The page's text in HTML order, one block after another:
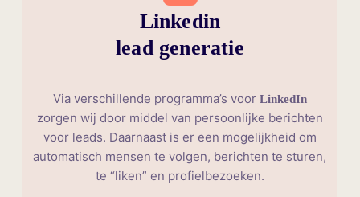
Linkedin
lead generatie
Via verschillende programma’s voor LinkedIn
zorgen wij door middel van persoonlijke berichten
voor leads. Daarnaast is er een mogelijkheid om
automatisch mensen te volgen, berichten te sturen,
te “liken” en profielbezoeken.